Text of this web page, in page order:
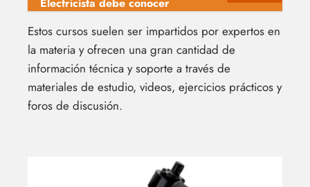
Estos cursos suelen ser impartidos por expertos en
la materia y ofrecen una gran cantidad de
información técnica y soporte a través de
materiales de estudio, videos, ejercicios prácticos y
foros de discusión.